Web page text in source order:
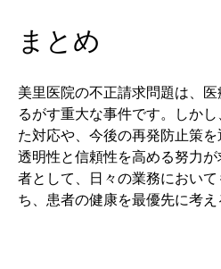
まとめ
美里医院の不正請求問題は、
るがす重大な事件です。しか
た対応や、今後の再発防止策
透明性と信頼性を高める努力
者として、日々の業務におい
ち、患者の健康を最優先に考え